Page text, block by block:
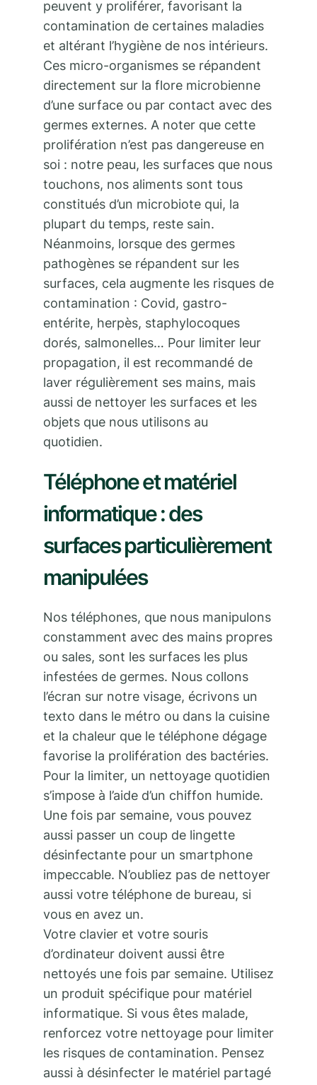
peuvent y proliférer, favorisant la
contamination de certaines maladies
et altérant l’hygiène de nos intérieurs.
Ces micro-organismes se répandent
directement sur la flore microbienne
d’une surface ou par contact avec des
germes externes. A noter que cette
prolifération n’est pas dangereuse en
soi : notre peau, les surfaces que nous
touchons, nos aliments sont tous
constitués d’un microbiote qui, la
plupart du temps, reste sain.
Néanmoins, lorsque des germes
pathogènes se répandent sur les
surfaces, cela augmente les risques de
contamination : Covid, gastro-
entérite, herpès, staphylocoques
dorés, salmonelles… Pour limiter leur
propagation, il est recommandé de
laver régulièrement ses mains, mais
aussi de nettoyer les surfaces et les
objets que nous utilisons au
quotidien.
Téléphone et matériel
informatique : des
surfaces particulièrement
manipulées
Nos téléphones, que nous manipulons
constamment avec des mains propres
ou sales, sont les surfaces les plus
infestées de germes. Nous collons
l’écran sur notre visage, écrivons un
texto dans le métro ou dans la cuisine
et la chaleur que le téléphone dégage
favorise la prolifération des bactéries.
Pour la limiter, un nettoyage quotidien
s’impose à l’aide d’un chiffon humide.
Une fois par semaine, vous pouvez
aussi passer un coup de lingette
désinfectante pour un smartphone
impeccable. N’oubliez pas de nettoyer
aussi votre téléphone de bureau, si
vous en avez un.
Votre clavier et votre souris
d’ordinateur doivent aussi être
nettoyés une fois par semaine. Utilisez
un produit spécifique pour matériel
informatique. Si vous êtes malade,
renforcez votre nettoyage pour limiter
les risques de contamination. Pensez
aussi à désinfecter le matériel partagé